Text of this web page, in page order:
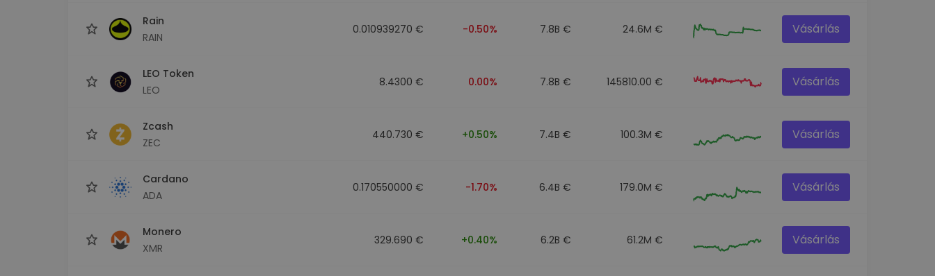
Rain
RAIN
0.010939270 € -0.50% 7.8B € 24.6M € Vásárlás
LEO Token
LEO
8.4300 € 0.00% 7.8B € 145810.00 € Vásárlás
Zcash
ZEC
440.730 € +0.50% 7.4B € 100.3M € Vásárlás
Cardano
ADA
0.170550000 € -1.70% 6.4B € 179.0M € Vásárlás
Monero
XMR
329.690 € +0.40% 6.2B € 61.2M € Vásárlás